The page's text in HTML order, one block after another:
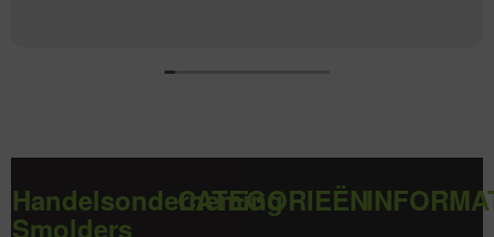
Handelsonderneming
Smolders
CATEGORIEËN